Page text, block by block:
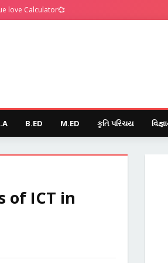
love Calculator💞
B.ED M.ED કૃતિ પરિચય
of ICT in